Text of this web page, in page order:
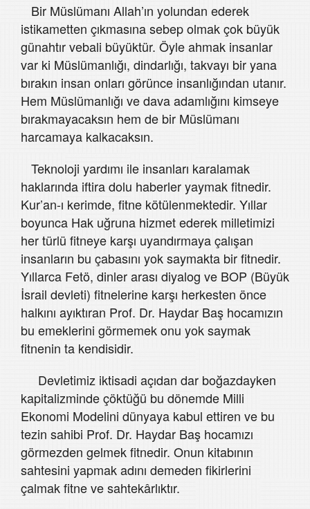
Bir Müslümanı Allah’ın yolundan ederek
istikametten çıkmasına sebep olmak çok büyük
günahtır vebali büyüktür. Öyle ahmak insanlar
var ki Müslümanlığı, dindarlığı, takvayı bir yana
bırakın insan onları görünce insanlığından utanır.
Hem Müslümanlığı ve dava adamlığını kimseye
bırakmayacaksın hem de bir Müslümanı
harcamaya kalkacaksın.
Teknoloji yardımı ile insanları karalamak
haklarında iftira dolu haberler yaymak fitnedir.
Kur’an-ı kerimde, fitne kötülenmektedir. Yıllar
boyunca Hak uğruna hizmet ederek milletimizi
her türlü fitneye karşı uyandırmaya çalışan
insanların bu çabasını yok saymakta bir fitnedir.
Yıllarca Fetö, dinler arası diyalog ve BOP (Büyük
İsrail devleti) fitnelerine karşı herkesten önce
halkını ayıktıran Prof. Dr. Haydar Baş hocamızın
bu emeklerini görmemek onu yok saymak
fitnenin ta kendisidir.
Devletimiz iktisadi açıdan dar boğazdayken
kapitalizminde çöktüğü bu dönemde Milli
Ekonomi Modelini dünyaya kabul ettiren ve bu
tezin sahibi Prof. Dr. Haydar Baş hocamızı
görmezden gelmek fitnedir. Onun kitabının
sahtesini yapmak adını demeden fikirlerini
çalmak fitne ve sahtekârlıktır.